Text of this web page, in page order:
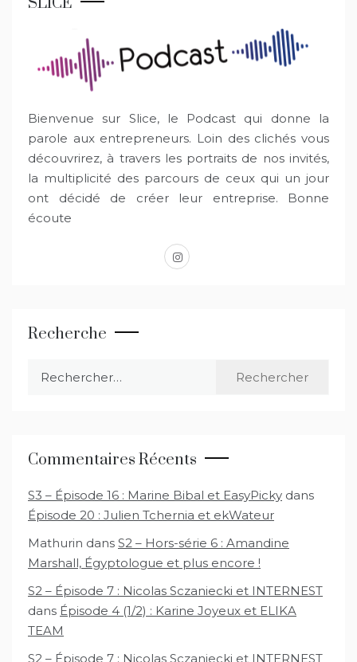
Bienvenue sur Slice, le Podcast qui donne la
parole aux entrepreneurs. Loin des clichés vous
découvrirez, à travers les portraits de nos invités,
la multiplicité des parcours de ceux qui un jour
ont décidé de créer leur entreprise. Bonne
écoute
instagram
Recherche
Commentaires Récents
S3 – Épisode 16 : Marine Bibal et EasyPicky dans
Épisode 20 : Julien Tchernia et ekWateur
Mathurin dans S2 – Hors-série 6 : Amandine
Marshall, Égyptologue et plus encore !
S2 – Épisode 7 : Nicolas Sczaniecki et INTERNEST
dans Épisode 4 (1/2) : Karine Joyeux et ELIKA
TEAM
S2 – Épisode 7 : Nicolas Sczaniecki et INTERNEST